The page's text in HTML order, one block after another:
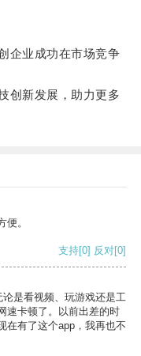
业成功在市场竞争
新发展，助力更多
。
支持[0] 反对[0]
是看视频、玩游戏还是工
速卡顿了。以前出差的时
在有了这个app，我再也不